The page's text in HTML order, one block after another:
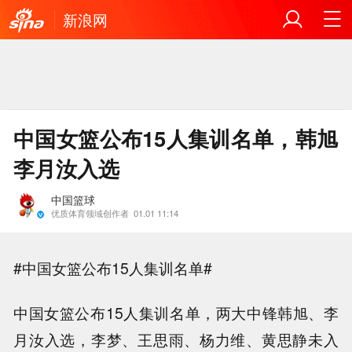
新浪网
中国女篮公布15人集训名单，韩旭
李月汝入选
中国篮球
优质体育领域创作者 01.01 11:14
#中国女篮公布15人集训名单#
中国女篮公布15人集训名单，两大中锋韩旭、李
月汝入选，李梦、王思雨、杨力维、黄思静未入